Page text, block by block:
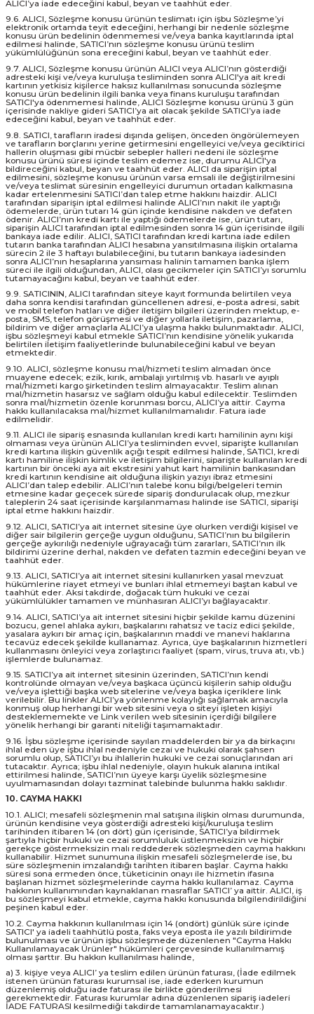
ALICI’ya iade edeceğini kabul, beyan ve taahhüt eder.
9.6. ALICI, Sözleşme konusu ürünün teslimatı için işbu Sözleşme’yi
elektronik ortamda teyit edeceğini, herhangi bir nedenle sözleşme
konusu ürün bedelinin ödenmemesi ve/veya banka kayıtlarında iptal
edilmesi halinde, SATICI’nın sözleşme konusu ürünü teslim
yükümlülüğünün sona ereceğini kabul, beyan ve taahhüt eder.
9.7. ALICI, Sözleşme konusu ürünün ALICI veya ALICI’nın gösterdiği
adresteki kişi ve/veya kuruluşa tesliminden sonra ALICI'ya ait kredi
kartının yetkisiz kişilerce haksız kullanılması sonucunda sözleşme
konusu ürün bedelinin ilgili banka veya finans kuruluşu tarafından
SATICI'ya ödenmemesi halinde, ALICI Sözleşme konusu ürünü 3 gün
içerisinde nakliye gideri SATICI’ya ait olacak şekilde SATICI’ya iade
edeceğini kabul, beyan ve taahhüt eder.
9.8. SATICI, tarafların iradesi dışında gelişen, önceden öngörülemeyen
ve tarafların borçlarını yerine getirmesini engelleyici ve/veya geciktirici
hallerin oluşması gibi mücbir sebepler halleri nedeni ile sözleşme
konusu ürünü süresi içinde teslim edemez ise, durumu ALICI'ya
bildireceğini kabul, beyan ve taahhüt eder. ALICI da siparişin iptal
edilmesini, sözleşme konusu ürünün varsa emsali ile değiştirilmesini
ve/veya teslimat süresinin engelleyici durumun ortadan kalkmasına
kadar ertelenmesini SATICI’dan talep etme hakkını haizdir. ALICI
tarafından siparişin iptal edilmesi halinde ALICI’nın nakit ile yaptığı
ödemelerde, ürün tutarı 14 gün içinde kendisine nakden ve defaten
ödenir. ALICI’nın kredi kartı ile yaptığı ödemelerde ise, ürün tutarı,
siparişin ALICI tarafından iptal edilmesinden sonra 14 gün içerisinde ilgili
bankaya iade edilir. ALICI, SATICI tarafından kredi kartına iade edilen
tutarın banka tarafından ALICI hesabına yansıtılmasına ilişkin ortalama
sürecin 2 ile 3 haftayı bulabileceğini, bu tutarın bankaya iadesinden
sonra ALICI’nın hesaplarına yansıması halinin tamamen banka işlem
süreci ile ilgili olduğundan, ALICI, olası gecikmeler için SATICI’yı sorumlu
tutamayacağını kabul, beyan ve taahhüt eder.
9.9. SATICININ, ALICI tarafından siteye kayıt formunda belirtilen veya
daha sonra kendisi tarafından güncellenen adresi, e-posta adresi, sabit
ve mobil telefon hatları ve diğer iletişim bilgileri üzerinden mektup, e-
posta, SMS, telefon görüşmesi ve diğer yollarla iletişim, pazarlama,
bildirim ve diğer amaçlarla ALICI’ya ulaşma hakkı bulunmaktadır. ALICI,
işbu sözleşmeyi kabul etmekle SATICI’nın kendisine yönelik yukarıda
belirtilen iletişim faaliyetlerinde bulunabileceğini kabul ve beyan
etmektedir.
9.10. ALICI, sözleşme konusu mal/hizmeti teslim almadan önce
muayene edecek; ezik, kırık, ambalajı yırtılmış vb. hasarlı ve ayıplı
mal/hizmeti kargo şirketinden teslim almayacaktır. Teslim alınan
mal/hizmetin hasarsız ve sağlam olduğu kabul edilecektir. Teslimden
sonra mal/hizmetin özenle korunması borcu, ALICI’ya aittir. Cayma
hakkı kullanılacaksa mal/hizmet kullanılmamalıdır. Fatura iade
edilmelidir.
9.11. ALICI ile sipariş esnasında kullanılan kredi kartı hamilinin aynı kişi
olmaması veya ürünün ALICI’ya tesliminden evvel, siparişte kullanılan
kredi kartına ilişkin güvenlik açığı tespit edilmesi halinde, SATICI, kredi
kartı hamiline ilişkin kimlik ve iletişim bilgilerini, siparişte kullanılan kredi
kartının bir önceki aya ait ekstresini yahut kart hamilinin bankasından
kredi kartının kendisine ait olduğuna ilişkin yazıyı ibraz etmesini
ALICI’dan talep edebilir. ALICI’nın talebe konu bilgi/belgeleri temin
etmesine kadar geçecek sürede sipariş dondurulacak olup, mezkur
taleplerin 24 saat içerisinde karşılanmaması halinde ise SATICI, siparişi
iptal etme hakkını haizdir.
9.12. ALICI, SATICI’ya ait internet sitesine üye olurken verdiği kişisel ve
diğer sair bilgilerin gerçeğe uygun olduğunu, SATICI’nın bu bilgilerin
gerçeğe aykırılığı nedeniyle uğrayacağı tüm zararları, SATICI’nın ilk
bildirimi üzerine derhal, nakden ve defaten tazmin edeceğini beyan ve
taahhüt eder.
9.13. ALICI, SATICI’ya ait internet sitesini kullanırken yasal mevzuat
hükümlerine riayet etmeyi ve bunları ihlal etmemeyi baştan kabul ve
taahhüt eder. Aksi takdirde, doğacak tüm hukuki ve cezai
yükümlülükler tamamen ve münhasıran ALICI’yı bağlayacaktır.
9.14. ALICI, SATICI’ya ait internet sitesini hiçbir şekilde kamu düzenini
bozucu, genel ahlaka aykırı, başkalarını rahatsız ve taciz edici şekilde,
yasalara aykırı bir amaç için, başkalarının maddi ve manevi haklarına
tecavüz edecek şekilde kullanamaz. Ayrıca, üye başkalarının hizmetleri
kullanmasını önleyici veya zorlaştırıcı faaliyet (spam, virus, truva atı, vb.)
işlemlerde bulunamaz.
9.15. SATICI’ya ait internet sitesinin üzerinden, SATICI’nın kendi
kontrolünde olmayan ve/veya başkaca üçüncü kişilerin sahip olduğu
ve/veya işlettiği başka web sitelerine ve/veya başka içeriklere link
verilebilir. Bu linkler ALICI’ya yönlenme kolaylığı sağlamak amacıyla
konmuş olup herhangi bir web sitesini veya o siteyi işleten kişiyi
desteklememekte ve Link verilen web sitesinin içerdiği bilgilere
yönelik herhangi bir garanti niteliği taşımamaktadır.
9.16. İşbu sözleşme içerisinde sayılan maddelerden bir ya da birkaçını
ihlal eden üye işbu ihlal nedeniyle cezai ve hukuki olarak şahsen
sorumlu olup, SATICI’yı bu ihlallerin hukuki ve cezai sonuçlarından ari
tutacaktır. Ayrıca; işbu ihlal nedeniyle, olayın hukuk alanına intikal
ettirilmesi halinde, SATICI’nın üyeye karşı üyelik sözleşmesine
uyulmamasından dolayı tazminat talebinde bulunma hakkı saklıdır.
10. CAYMA HAKKI
10.1. ALICI; mesafeli sözleşmenin mal satışına ilişkin olması durumunda,
ürünün kendisine veya gösterdiği adresteki kişi/kuruluşa teslim
tarihinden itibaren 14 (on dört) gün içerisinde, SATICI’ya bildirmek
şartıyla hiçbir hukuki ve cezai sorumluluk üstlenmeksizin ve hiçbir
gerekçe göstermeksizin malı reddederek sözleşmeden cayma hakkını
kullanabilir. Hizmet sunumuna ilişkin mesafeli sözleşmelerde ise, bu
süre sözleşmenin imzalandığı tarihten itibaren başlar. Cayma hakkı
süresi sona ermeden önce, tüketicinin onayı ile hizmetin ifasına
başlanan hizmet sözleşmelerinde cayma hakkı kullanılamaz. Cayma
hakkının kullanımından kaynaklanan masraflar SATICI’ ya aittir. ALICI, iş
bu sözleşmeyi kabul etmekle, cayma hakkı konusunda bilgilendirildiğini
peşinen kabul eder.
10.2. Cayma hakkının kullanılması için 14 (ondört) günlük süre içinde
SATICI' ya iadeli taahhütlü posta, faks veya eposta ile yazılı bildirimde
bulunulması ve ürünün işbu sözleşmede düzenlenen "Cayma Hakkı
Kullanılamayacak Ürünler" hükümleri çerçevesinde kullanılmamış
olması şarttır. Bu hakkın kullanılması halinde,
a) 3. kişiye veya ALICI’ ya teslim edilen ürünün faturası, (İade edilmek
istenen ürünün faturası kurumsal ise, iade ederken kurumun
düzenlemiş olduğu iade faturası ile birlikte gönderilmesi
gerekmektedir. Faturası kurumlar adına düzenlenen sipariş iadeleri
İADE FATURASI kesilmediği takdirde tamamlanamayacaktır.)